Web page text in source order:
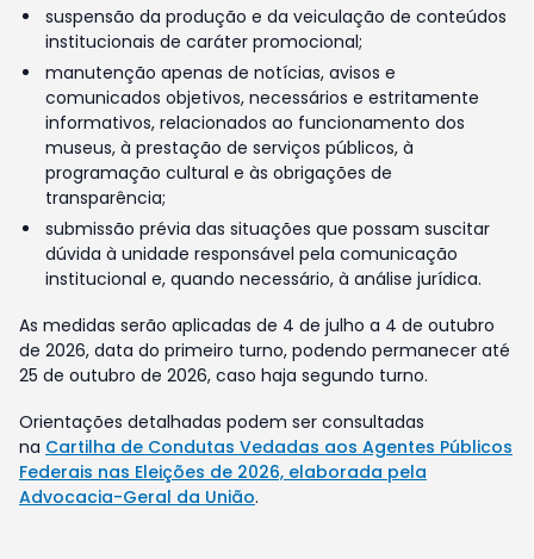
suspensão da produção e da veiculação de conteúdos
institucionais de caráter promocional;
manutenção apenas de notícias, avisos e
comunicados objetivos, necessários e estritamente
informativos, relacionados ao funcionamento dos
museus, à prestação de serviços públicos, à
programação cultural e às obrigações de
transparência;
submissão prévia das situações que possam suscitar
dúvida à unidade responsável pela comunicação
institucional e, quando necessário, à análise jurídica.
As medidas serão aplicadas de 4 de julho a 4 de outubro
de 2026, data do primeiro turno, podendo permanecer até
25 de outubro de 2026, caso haja segundo turno.
Orientações detalhadas podem ser consultadas
na Cartilha de Condutas Vedadas aos Agentes Públicos
Federais nas Eleições de 2026, elaborada pela
Advocacia-Geral da União.